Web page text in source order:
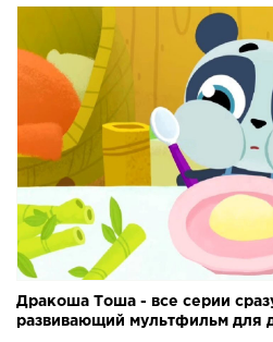
Дракоша Тоша - все серии
развивающий мультфильм для